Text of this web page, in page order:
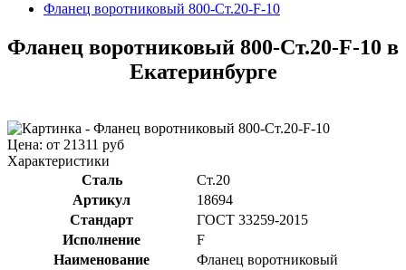
Фланец воротниковый 800-Ст.20-F-10
Фланец воротниковый 800-Ст.20-F-10 в
Екатеринбурге
Цена: от 21311 руб
Характеристики
Сталь
Ст.20
Артикул
18694
Стандарт
ГОСТ 33259-2015
Исполнение
F
Наименование
Фланец воротниковый